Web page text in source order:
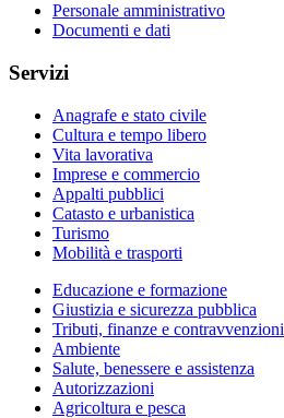
Personale amministrativo
Documenti e dati
Servizi
Anagrafe e stato civile
Cultura e tempo libero
Vita lavorativa
Imprese e commercio
Appalti pubblici
Catasto e urbanistica
Turismo
Mobilità e trasporti
Educazione e formazione
Giustizia e sicurezza pubblica
Tributi, finanze e contravvenzioni
Ambiente
Salute, benessere e assistenza
Autorizzazioni
Agricoltura e pesca